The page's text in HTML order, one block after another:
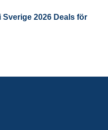
2026 Deals för